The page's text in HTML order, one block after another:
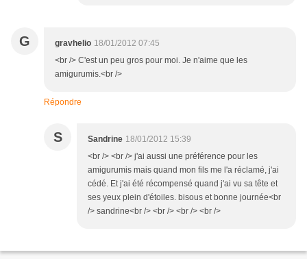
G gravhelio 18/01/2012 07:45
<br /> C'est un peu gros pour moi. Je n'aime que les
amigurumis.<br />
Répondre
S Sandrine 18/01/2012 15:39
<br /> <br /> j'ai aussi une préférence pour les
amigurumis mais quand mon fils me l'a réclamé, j'ai
cédé. Et j'ai été récompensé quand j'ai vu sa tête et
ses yeux plein d'étoiles. bisous et bonne journée<br
/> sandrine<br /> <br /> <br /> <br />